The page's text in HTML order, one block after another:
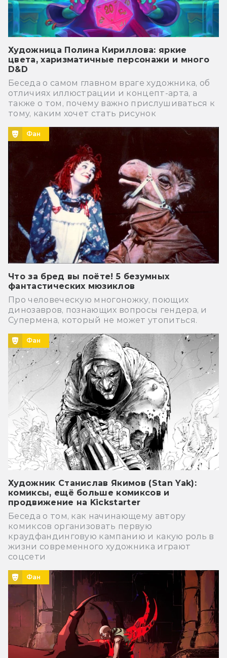
Художница Полина Кириллова: яркие
цвета, харизматичные персонажи и много
D&D
Беседа о самом главном враге художника, об
отличиях иллюстрации и концепт-арта, а
также о том, почему важно прислушиваться к
тому, каким хочет стать рисунок
Фан
Что за бред вы поёте! 5 безумных
фантастических мюзиклов
Про человеческую многоножку, поющих
динозавров, познающих вопросы гендера, и
Супермена, который не может утопиться.
Фан
Художник Станислав Якимов (Stan Yak):
комиксы, ещё больше комиксов и
продвижение на Kickstarter
Беседа о том, как начинающему автору
комиксов организовать первую
краудфандинговую кампанию и какую роль в
жизни современного художника играют
соцсети
Фан